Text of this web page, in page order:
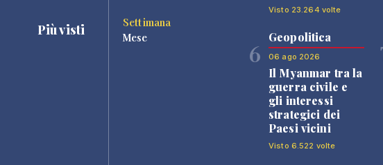
Più visti
Settimana
Mese
Visto 23.264 volte
6
Geopolitica
06 ago 2026
Il Myanmar tra la
guerra civile e
gli interessi
strategici dei
Paesi vicini
Visto 6.522 volte